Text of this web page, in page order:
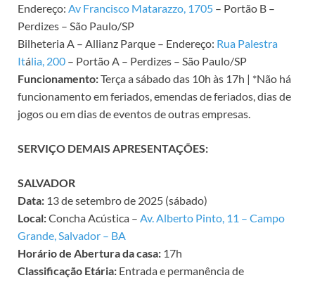
Endereço: Av Francisco Matarazzo, 1705 – Portão B –
Perdizes – São Paulo/SP
Bilheteria A – Allianz Parque – Endereço: Rua Palestra
Itália, 200 – Portão A – Perdizes – São Paulo/SP
Funcionamento:Terça a sábado das 10h às 17h | *Não há
funcionamento em feriados, emendas de feriados, dias de
jogos ou em dias de eventos de outras empresas.
SERVIÇO DEMAIS APRESENTAÇÕES:
SALVADOR
Data: 13 de setembro de 2025 (sábado)
Local:Concha Acústica – Av. Alberto Pinto, 11 – Campo
Grande, Salvador – BA
Horário de Abertura da casa: 17h
Classificação Etária: Entrada e permanência de